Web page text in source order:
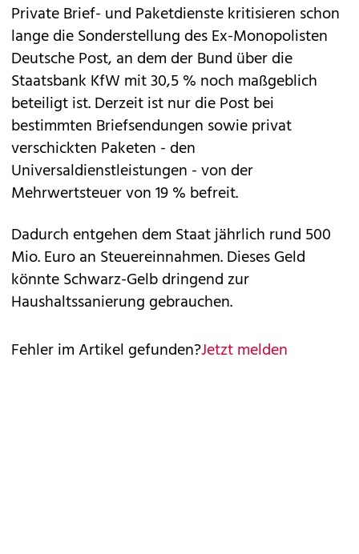
Private Brief- und Paketdienste kritisieren schon
lange die Sonderstellung des Ex-Monopolisten
Deutsche Post, an dem der Bund über die
Staatsbank KfW mit 30,5 % noch maßgeblich
beteiligt ist. Derzeit ist nur die Post bei
bestimmten Briefsendungen sowie privat
verschickten Paketen - den
Universaldienstleistungen - von der
Mehrwertsteuer von 19 % befreit.
Dadurch entgehen dem Staat jährlich rund 500
Mio. Euro an Steuereinnahmen. Dieses Geld
könnte Schwarz-Gelb dringend zur
Haushaltssanierung gebrauchen.
Fehler im Artikel gefunden?Jetzt melden